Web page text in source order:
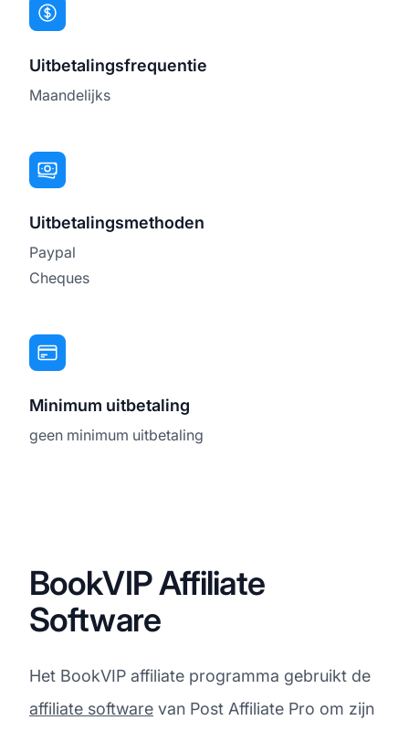
Uitbetalingsfrequentie
Maandelijks
Uitbetalingsmethoden
Paypal
Cheques
Minimum uitbetaling
geen minimum uitbetaling
BookVIP Affiliate
Software
Het BookVIP affiliate programma gebruikt de
affiliate software van Post Affiliate Pro om zijn